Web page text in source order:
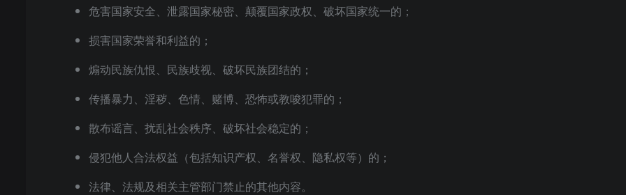
危害国家安全、泄露国家秘密、颠覆国家政权、破坏国家统一的；
损害国家荣誉和利益的；
煽动民族仇恨、民族歧视、破坏民族团结的；
传播暴力、淫秽、色情、赌博、恐怖或教唆犯罪的；
散布谣言、扰乱社会秩序、破坏社会稳定的；
侵犯他人合法权益（包括知识产权、名誉权、隐私权等）的；
法律、法规及相关主管部门禁止的其他内容。